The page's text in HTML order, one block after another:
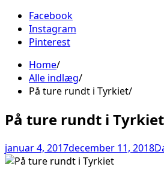
Facebook
Instagram
Pinterest
Home
Alle indlæg
På ture rundt i Tyrkiet
På ture rundt i Tyrkiet
januar 4, 2017december 11, 2018